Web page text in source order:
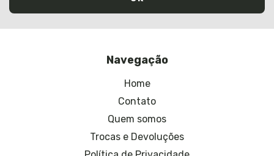
Navegação
Home
Contato
Quem somos
Trocas e Devoluções